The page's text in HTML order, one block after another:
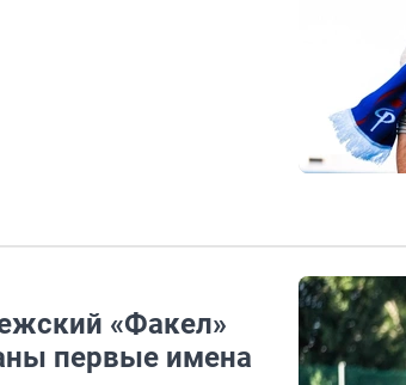
«Факел»
первые имена